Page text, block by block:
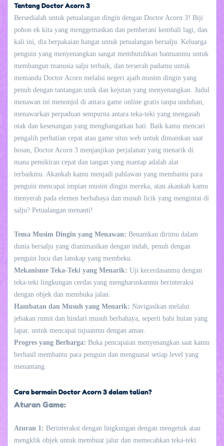
Tentang Doctor Acorn 3
Bersedialah untuk petualangan dingin dengan Doctor Acorn 3! Biji
pohon ek kita yang menggemaskan dan pemberani kembali lagi, dan
kali ini, dia berpakaian hangat untuk petualangan bersalju. Keluarga
penguin yang menyenangkan sangat membutuhkan bantuanmu untuk
membangun manusia salju terbaik, dan terserah padamu untuk
memandu Doctor Acorn melalui negeri ajaib musim dingin yang
penuh dengan tantangan unik dan kejutan yang menyenangkan. Judul
menawan ini menonjol di antara game online gratis tanpa unduhan,
menawarkan perpaduan sempurna antara teka-teki yang mengasah
otak dan kesenangan yang menghangatkan hati. Baik kamu mencari
pengalih perhatian cepat atau game situs web untuk dimainkan saat
bosan, Doctor Acorn 3 menjanjikan perjalanan yang menarik di
mana pemikiran cepat dan tangan yang mantap adalah alat
terbaikmu. Akankah kamu menjadi pahlawan yang membantu para
penguin mencapai impian musim dingin mereka, atau akankah kamu
menyerah pada elemen berbahaya dan musuh licik yang mengintai di
salju? Petualangan menanti!
Tema Musim Dingin yang Menawan: Benamkan dirimu dalam
dunia bersalju yang dianimasikan dengan indah, penuh dengan
penguin lucu dan lanskap yang membeku.
Mekanisme Teka-Teki yang Menarik: Uji kecerdasanmu dengan
teka-teki lingkungan cerdas yang mengharuskanmu berinteraksi
dengan objek dan membuka jalan.
Hambatan dan Musuh yang Menarik: Navigasikan melalui
jebakan rumit dan hindari musuh berbahaya, seperti babi hutan yang
lapar, untuk mencapai tujuanmu dengan aman.
Progres yang Berharga: Buka pencapaian menyenangkan saat kamu
berhasil membantu para penguin dan menguasai setiap level yang
menantang.
Cara bermain Doctor Acorn 3 dalam talian?
Aturan Game:
Aturan 1: Berinteraksi dengan lingkungan dengan mengetuk atau
mengklik objek untuk membuat jalur dan memecahkan teka-teki.